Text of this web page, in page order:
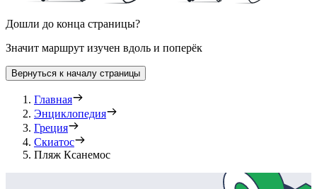
Дошли до конца страницы?
Значит маршрут изучен вдоль и поперёк
Вернуться к началу страницы
Главная
Энциклопедия
Греция
Скиатос
Пляж Ксанемос